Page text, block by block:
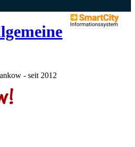
- seit 2012